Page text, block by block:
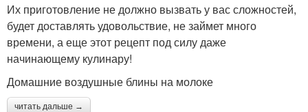
Их приготовление не должно вызвать у вас сложностей,
будет доставлять удовольствие, не займет много
времени, а еще этот рецепт под силу даже
начинающему кулинару!
Домашние воздушные блины на молоке
читать дальше →